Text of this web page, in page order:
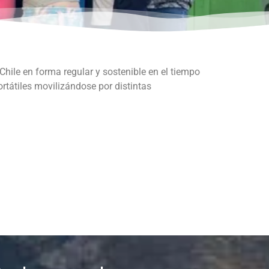
en forma regular y sostenible en el tiempo
movilizándose por distintas